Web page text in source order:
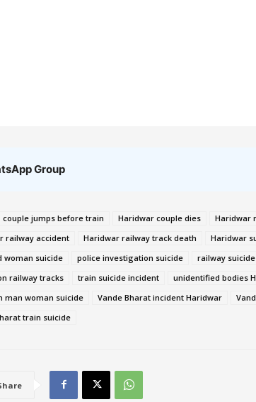
Group
couple jumps before train Haridwar couple dies Haridwar
railway accident
Haridwar railway track death Haridwar
woman suicide
police investigation suicide railway
railway tracks
train suicide incident unidentified bodies
man woman suicide
Vande Bharat incident Haridwar
train suicide